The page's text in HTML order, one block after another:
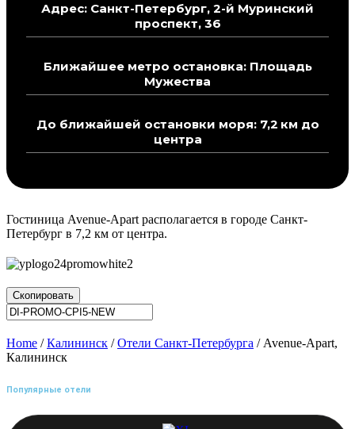
Адрес: Санкт-Петербург, 2-й Муринский
проспект, 36
Ближайшее метро остановка: Площадь
Мужества
До ближайшей остановки моря: 7,2 км до
центра
Гостиница Avenue-Apart располагается в городе Санкт-
Петербург в 7,2 км от центра.
Скопировать
Home /Калининск /Отели Санкт-Петербурга / Avenue-Apart,
Калининск
Популярные отели